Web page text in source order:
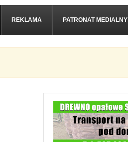
REKLAMA PATRONAT MEDIALNY